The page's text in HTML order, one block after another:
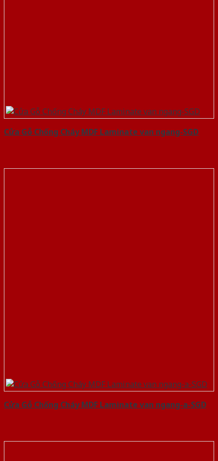
Cửa Gỗ Chống Cháy MDF Laminate van ngang-SGD
Cửa Gỗ Chống Cháy MDF Laminate van ngang-a-SGD